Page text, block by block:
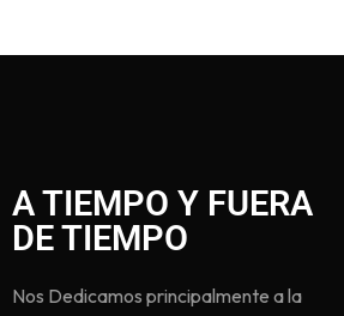
A TIEMPO Y FUERA
DE TIEMPO
Nos Dedicamos principalmente a la